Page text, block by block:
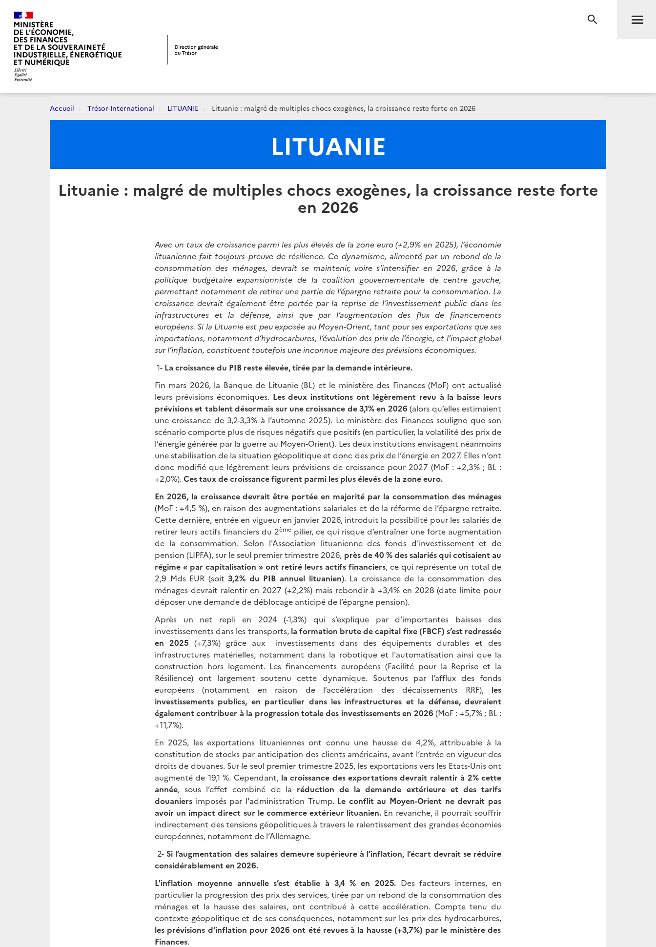
RECHERCHE
Accueil Trésor-International LITUANIE Lituanie : malgré de multiples chocs exogènes, la croissance reste forte en 2026
LITUANIE
Lituanie : malgré de multiples chocs exogènes, la croissance reste forte
en 2026
Avec un taux de croissance parmi les plus élevés de la zone euro (+2,9% en 2025), l’économie
lituanienne fait toujours preuve de résilience. Ce dynamisme, alimenté par un rebond de la
consommation des ménages, devrait se maintenir, voire s'intensifier en 2026, grâce à la
politique budgétaire expansionniste de la coalition gouvernementale de centre gauche,
permettant notamment de retirer une partie de l’épargne retraite pour la consommation. La
croissance devrait également être portée par la reprise de l’investissement public dans les
infrastructures et la défense, ainsi que par l’augmentation des flux de financements
européens. Si la Lituanie est peu exposée au Moyen-Orient, tant pour ses exportations que ses
importations, notamment d’hydrocarbures, l’évolution des prix de l’énergie, et l’impact global
sur l’inflation, constituent toutefois une inconnue majeure des prévisions économiques.
1- La croissance du PIB reste élevée, tirée par la demande intérieure.
Fin mars 2026, la Banque de Lituanie (BL) et le ministère des Finances (MoF) ont actualisé
leurs prévisions économiques. Les deux institutions ont légèrement revu à la baisse leurs
prévisions et tablent désormais sur une croissance de 3,1% en 2026 (alors qu’elles estimaient
une croissance de 3,2-3,3% à l’automne 2025). Le ministère des Finances souligne que son
scénario comporte plus de risques négatifs que positifs (en particulier, la volatilité des prix de
l’énergie générée par la guerre au Moyen-Orient). Les deux institutions envisagent néanmoins
une stabilisation de la situation géopolitique et donc des prix de l’énergie en 2027. Elles n’ont
donc modifié que légèrement leurs prévisions de croissance pour 2027 (MoF : +2,3% ; BL :
+2,0%). Ces taux de croissance figurent parmi les plus élevés de la zone euro.
En 2026, la croissance devrait être portée en majorité par la consommation des ménages
(MoF : +4,5 %), en raison des augmentations salariales et de la réforme de l’épargne retraite.
Cette dernière, entrée en vigueur en janvier 2026, introduit la possibilité pour les salariés de
retirer leurs actifs financiers du 2ème pilier, ce qui risque d’entraîner une forte augmentation
de la consommation. Selon l'Association lituanienne des fonds d'investissement et de
pension (LIPFA), sur le seul premier trimestre 2026, près de 40 % des salariés qui cotisaient au
régime « par capitalisation » ont retiré leurs actifs financiers, ce qui représente un total de
2,9 Mds EUR (soit3,2% du PIB annuel lituanien). La croissance de la consommation des
ménages devrait ralentir en 2027 (+2,2%) mais rebondir à +3,4% en 2028 (date limite pour
déposer une demande de déblocage anticipé de l’épargne pension).
Après un net repli en 2024 (-1,3%) qui s’explique par d’importantes baisses des
investissements dans les transports, la formation brute de capital fixe (FBCF) s’est redressée
en 2025 (+7,3%) grâce aux investissements dans des équipements durables et des
infrastructures matérielles, notamment dans la robotique et l'automatisation ainsi que la
construction hors logement. Les financements européens (Facilité pour la Reprise et la
Résilience) ont largement soutenu cette dynamique. Soutenus par l’afflux des fonds
européens (notamment en raison de l’accélération des décaissements RRF), les
investissements publics, en particulier dans les infrastructures et la défense, devraient
également contribuer à la progression totale des investissements en 2026 (MoF : +5,7% ; BL :
+11,7%).
En 2025, les exportations lituaniennes ont connu une hausse de 4,2%, attribuable à la
constitution de stocks par anticipation des clients américains, avant l’entrée en vigueur des
droits de douanes. Sur le seul premier trimestre 2025, les exportations vers les Etats-Unis ont
augmenté de 19,1 %. Cependant, la croissance des exportations devrait ralentir à 2% cette
année, sous l’effet combiné de la réduction de la demande extérieure et des tarifs
douaniers imposés par l'administration Trump. Le conflit au Moyen-Orient ne devrait pas
avoir un impact direct sur le commerce extérieur lituanien. En revanche, il pourrait souffrir
indirectement des tensions géopolitiques à travers le ralentissement des grandes économies
européennes, notamment de l’Allemagne.
2- Si l’augmentation des salaires demeure supérieure à l’inflation, l’écart devrait se réduire
considérablement en 2026.
L'inflation moyenne annuelle s’est établie à 3,4 %en 2025.Des facteurs internes, en
particulier la progression des prix des services, tirée par un rebond de la consommation des
ménages et la hausse des salaires, ont contribué à cette accélération. Compte tenu du
contexte géopolitique et de ses conséquences, notamment sur les prix des hydrocarbures,
les prévisions d’inflation pour 2026 ont été revues à la hausse (+3,7%) par le ministère des
Finances.